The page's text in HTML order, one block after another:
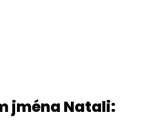
jména Natali: